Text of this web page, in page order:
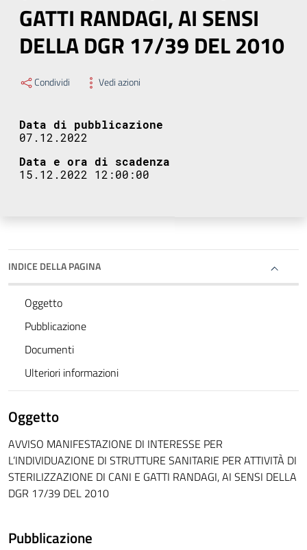
GATTI RANDAGI, AI SENSI
DELLA DGR 17/39 DEL 2010
Condividi Vedi azioni
Data di pubblicazione
07.12.2022
Data e ora di scadenza
15.12.2022 12:00:00
INDICE DELLA PAGINA
Oggetto
Pubblicazione
Documenti
Ulteriori informazioni
Oggetto
AVVISO MANIFESTAZIONE DI INTERESSE PER
L’INDIVIDUAZIONE DI STRUTTURE SANITARIE PER ATTIVITÀ DI
STERILIZZAZIONE DI CANI E GATTI RANDAGI, AI SENSI DELLA
DGR 17/39 DEL 2010
Pubblicazione